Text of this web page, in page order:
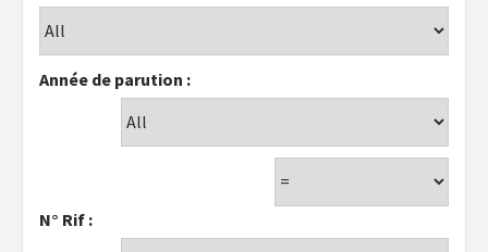
Année de parution :
N° Rif :